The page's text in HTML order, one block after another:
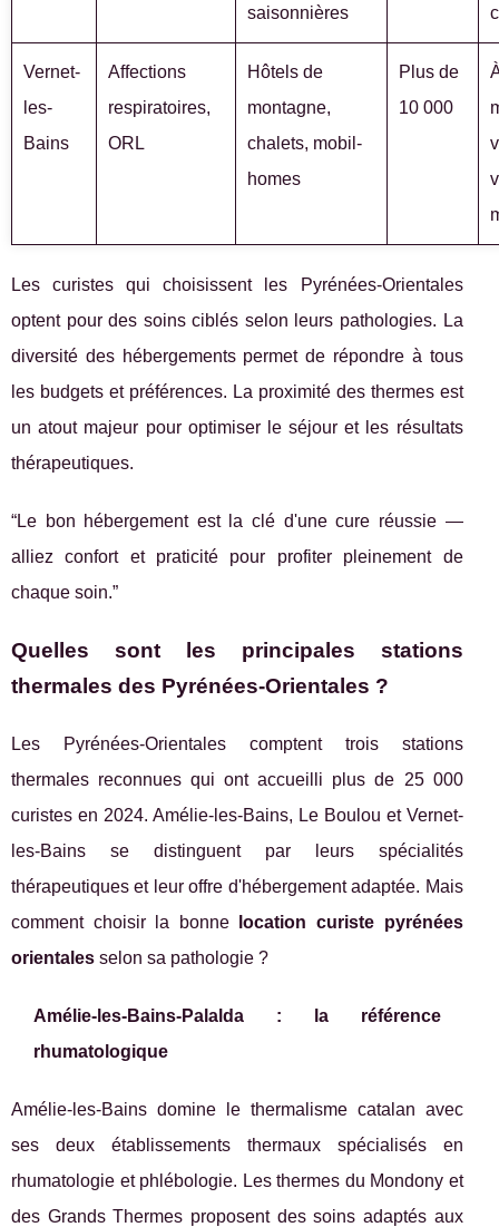
saisonnières
Vernet-
les-
Bains
Affections
respiratoires,
ORL
Hôtels de
montagne,
chalets, mobil-
homes
Plus de
10 000
Les curistes qui choisissent les Pyrénées-Orientales
optent pour des soins ciblés selon leurs pathologies. La
diversité des hébergements permet de répondre à tous
les budgets et préférences. La proximité des thermes est
un atout majeur pour optimiser le séjour et les résultats
thérapeutiques.
“Le bon hébergement est la clé d'une cure réussie —
alliez confort et praticité pour profiter pleinement de
chaque soin.”
Quelles sont les principales stations
thermales des Pyrénées-Orientales ?
Les Pyrénées-Orientales comptent trois stations
thermales reconnues qui ont accueilli plus de 25 000
curistes en 2024. Amélie-les-Bains, Le Boulou et Vernet-
les-Bains se distinguent par leurs spécialités
thérapeutiques et leur offre d'hébergement adaptée. Mais
comment choisir la bonne
location curiste pyrénées
orientales selon sa pathologie ?
Amélie-les-Bains-Palalda : la référence
rhumatologique
Amélie-les-Bains domine le thermalisme catalan avec
ses deux établissements thermaux spécialisés en
rhumatologie et phlébologie. Les thermes du Mondony et
des Grands Thermes proposent des soins adaptés aux